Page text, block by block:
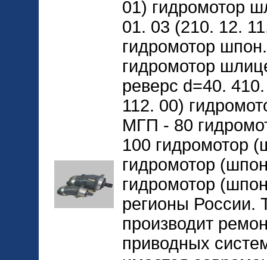
01) гидромотор
01. 03 (210. 12.
гидромотор
гидромотор
реверс d=40.
112. 00)
МГП - 80
100 гидромотор
гидромотор
гидромотор
регионы России.
производит
приводных